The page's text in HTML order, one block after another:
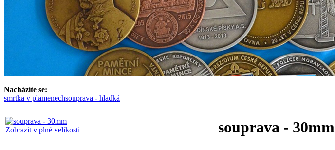
Nacházíte se:
smrtka v plamenechsouprava - hladká
Zobrazit v plné velikosti souprava - 30mm